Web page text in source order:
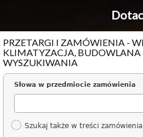
PRZETARGI I ZAMÓWIENIA -
KLIMATYZACJA,
WYSZUKIWANIA
Słowa w przedmiocie zamówienia
Szukaj także w treści zamówienia